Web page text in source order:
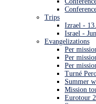
Trips
Izrael -
Israel -
Evangelizations
Per
Per
Per
Turné
Summer
Mission
Eurotour